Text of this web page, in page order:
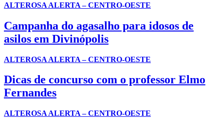
ALTEROSA ALERTA – CENTRO-OESTE
Campanha do agasalho para idosos de
asilos em Divinópolis
ALTEROSA ALERTA – CENTRO-OESTE
Dicas de concurso com o professor Elmo
Fernandes
ALTEROSA ALERTA – CENTRO-OESTE